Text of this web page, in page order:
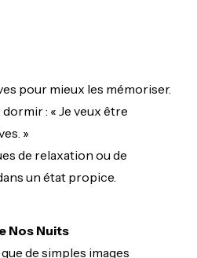
pour mieux les mémoriser.
: « Je veux être
»
de relaxation ou de
un état propice.
Nos Nuits
de simples images